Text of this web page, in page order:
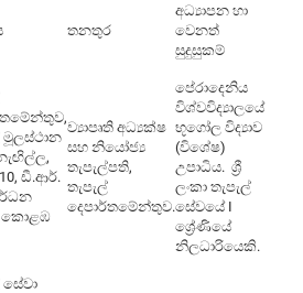
තනතුර
අධ්‍යාපන හා
වෙනත්
සුදුසුකම්
මූලස්ථාන
ඩී.ආර්.
කොළඹ
ව්‍යාපෘති අධ්‍යක්ෂ
සහ නියෝජ්‍ය
තැපැල්පති,
තැපැල්
දෙපාර්තමේන්තුව.
පේරාදෙනිය
විශ්වවිද්‍යාලයේ
භූගෝල විද්‍යාව
(විශේෂ)
උපාධිය. ශ්‍රී
ලංකා තැපැල්
සේවයේ I
ශ්‍රේණියේ
නිලධාරියෙකි.
සේවා